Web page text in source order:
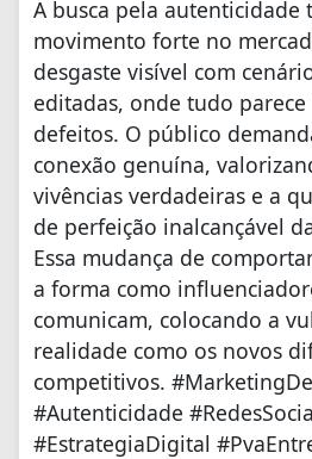
A busca pela autenticidade
movimento forte no
desgaste visível com
editadas, onde tudo parece
defeitos. O público
conexão genuína,
vivências verdadeiras e a
de perfeição inalcançável
Essa mudança de
a forma como
comunicam, colocando a
realidade como os novos
competitivos.
#Autenticidade
#EstrategiaDigital